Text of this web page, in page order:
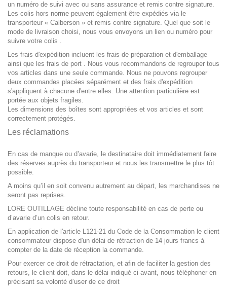
un numéro de suivi avec ou sans assurance et remis contre signature.
Les colis hors norme peuvent également être expédiés via le
transporteur « Calberson » et remis contre signature. Quel que soit le
mode de livraison choisi, nous vous envoyons un lien ou numéro pour
suivre votre colis .
Les frais d'expédition incluent les frais de préparation et d'emballage
ainsi que les frais de port . Nous vous recommandons de regrouper tous
vos articles dans une seule commande. Nous ne pouvons regrouper
deux commandes placées séparément et des frais d'expédition
s'appliquent à chacune d'entre elles. Une attention particulière est
portée aux objets fragiles.
Les dimensions des boîtes sont appropriées et vos articles et sont
correctement protégés.
Les réclamations
En cas de manque ou d’avarie, le destinataire doit immédiatement faire
des réserves auprès du transporteur et nous les transmettre le plus tôt
possible.
A moins qu’il en soit convenu autrement au départ, les marchandises ne
seront pas reprises.
LORE OUTILLAGE décline toute responsabilité en cas de perte ou
d’avarie d’un colis en retour.
En application de l'article L121-21 du Code de la Consommation le client
consommateur dispose d'un délai de rétraction de 14 jours francs à
compter de la date de réception la commande.
Pour exercer ce droit de rétractation, et afin de faciliter la gestion des
retours, le client doit, dans le délai indiqué ci-avant, nous téléphoner en
précisant sa volonté d’user de ce droit